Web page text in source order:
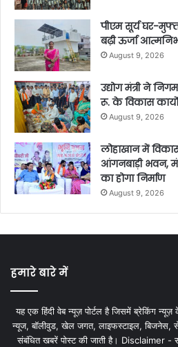
पीएम सूर्य घर-
बढ़ी ऊर्जा
August 9, 2026
उद्योग मंत्री ने
रू. के विकास
August 9, 2026
लोहाखान में
आंगनबाड़ी भवन,
का होगा निर्माण
August 9, 2026
हमारे बारे में
यह एक हिंदी वेब न्यूज़ पोर्टल है जिसमें ब्रेकिंग न्यूज़
न्यूज, बॉलीवुड, खेल जगत, लाइफस्टाइल, बिजनेस,
संबंधित खबरें पोस्ट की जाती है। Disclaimer -